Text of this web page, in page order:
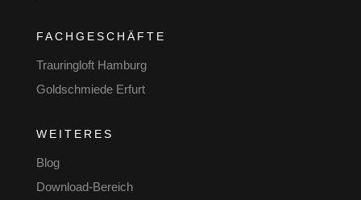
FACHGESCHÄFTE
Trauringloft Hamburg
Goldschmiede Erfurt
WEITERES
Blog
Download-Bereich